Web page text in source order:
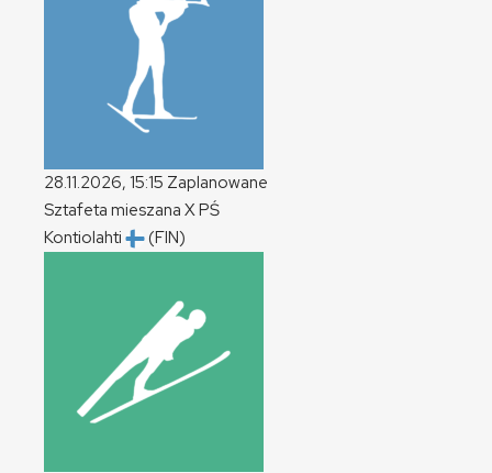
28.11.2026, 15:15 Zaplanowane
Sztafeta mieszana XPŚ
Kontiolahti
(FIN)